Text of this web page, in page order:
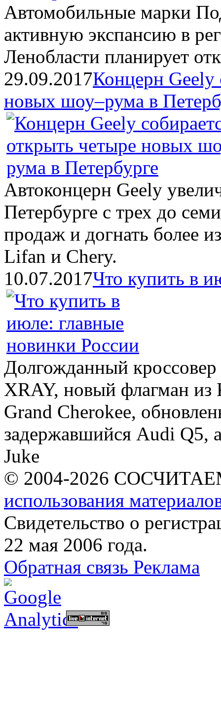
Автомобильные марки
активную экспансию в
Ленобласти планирует
29.09.2017Концерн Geely
новых шоу–рума в
Автоконцерн Geely
Петербурге с трех до
продаж и догнать более
Lifan и Chery.
10.07.2017Что купить в
Долгожданный кроссовер
XRAY, новый флагман из
Grand Cherokee,
задержавшийся Audi Q5,
Juke
© 2004-2026
использования
Свидетельство о
22 мая 2006 года.
Обратная связь Реклама